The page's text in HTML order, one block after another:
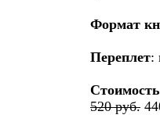
Формат
Переплет:
520 руб.